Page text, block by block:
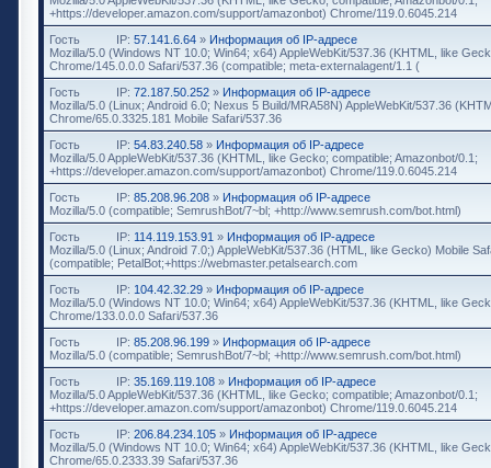
+https://developer.amazon.com/support/amazonbot) Chrome/119.0.6045.214
Гость
IP: 57.141.6.64 » Информация об IP-адресе
Mozilla/5.0 (Windows NT 10.0; Win64; x64) AppleWebKit/537.36 (KHTML, like
Chrome/145.0.0.0 Safari/537.36 (compatible; meta-externalagent/1.1 (
Гость
IP: 72.187.50.252 » Информация об IP-адресе
Mozilla/5.0 (Linux; Android 6.0; Nexus 5 Build/MRA58N) AppleWebKit/537.36
Chrome/65.0.3325.181 Mobile Safari/537.36
Гость
IP: 54.83.240.58 » Информация об IP-адресе
Mozilla/5.0 AppleWebKit/537.36 (KHTML, like Gecko; compatible; Amazonbot/0.1;
+https://developer.amazon.com/support/amazonbot) Chrome/119.0.6045.214
Гость
IP: 85.208.96.208 » Информация об IP-адресе
Mozilla/5.0 (compatible; SemrushBot/7~bl; +http://www.semrush.com/bot.html)
Гость
IP: 114.119.153.91 » Информация об IP-адресе
Mozilla/5.0 (Linux; Android 7.0;) AppleWebKit/537.36 (HTML, like Gecko) Mobile
(compatible; PetalBot;+https://webmaster.petalsearch.com
Гость
IP: 104.42.32.29 » Информация об IP-адресе
Mozilla/5.0 (Windows NT 10.0; Win64; x64) AppleWebKit/537.36 (KHTML, like
Chrome/133.0.0.0 Safari/537.36
Гость
IP: 85.208.96.199 » Информация об IP-адресе
Mozilla/5.0 (compatible; SemrushBot/7~bl; +http://www.semrush.com/bot.html)
Гость
IP: 35.169.119.108 » Информация об IP-адресе
Mozilla/5.0 AppleWebKit/537.36 (KHTML, like Gecko; compatible; Amazonbot/0.1;
+https://developer.amazon.com/support/amazonbot) Chrome/119.0.6045.214
Гость
IP: 206.84.234.105 » Информация об IP-адресе
Mozilla/5.0 (Windows NT 10.0; Win64; x64) AppleWebKit/537.36 (KHTML, like
Chrome/65.0.2333.39 Safari/537.36